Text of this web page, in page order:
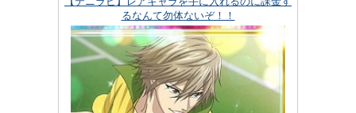
るなんて勿体ないぞ！！